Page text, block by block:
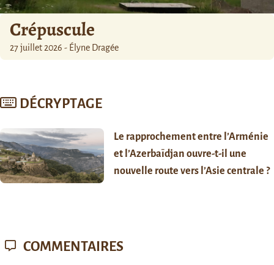
Crépuscule
27 juillet 2026 - Élyne Dragée
DÉCRYPTAGE
Le rapprochement entre l’Arménie
et l’Azerbaïdjan ouvre-t-il une
nouvelle route vers l’Asie centrale ?
COMMENTAIRES